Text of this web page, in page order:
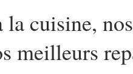
la cuisine,
meilleurs